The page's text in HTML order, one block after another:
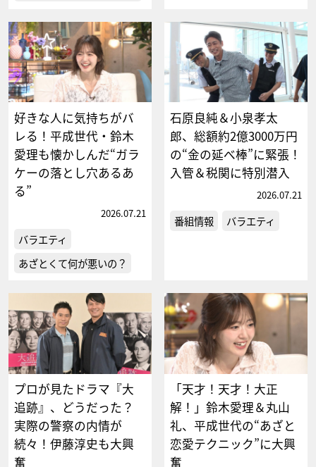
好きな人に気持ちがバ
レる！平成世代・鈴木
愛理も懐かしんだ“ガラ
ケーの落とし穴あるあ
る”
2026.07.21
バラエティ
あざとくて何が悪いの？
石原良純＆小泉孝太
郎、総額約2億3000万円
の“金の延べ棒”に緊張！
入管＆税関に特別潜入
2026.07.21
番組情報 バラエティ
プロが見たドラマ『大
追跡』、どうだった？
実際の警察の内情が
続々！伊藤淳史も大興
奮
「天才！天才！大正
解！」鈴木愛理＆丸山
礼、平成世代の“あざと
恋愛テクニック”に大興
奮